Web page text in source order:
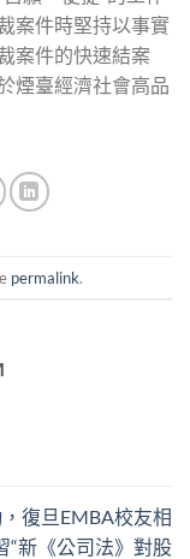
案件時堅持以事實
案件的快速結案
煙臺經濟社會高品
permalink.
復旦EMBA校友相
“新《公司法》對股